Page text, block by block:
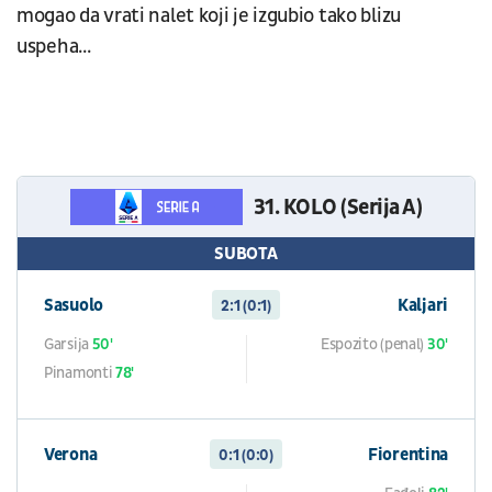
mogao da vrati nalet koji je izgubio tako blizu
uspeha...
31. KOLO (Serija A)
SUBOTA
Sasuolo 2:1 (0:1) Kaljari
Garsija 50'
Pinamonti78'
Espozito (penal) 30'
Verona 0:1 (0:0) Fiorentina